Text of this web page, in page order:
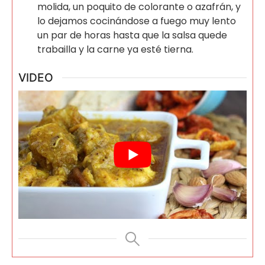
molida, un poquito de colorante o azafrán, y
lo dejamos cocinándose a fuego muy lento
un par de horas hasta que la salsa quede
trabailla y la carne ya esté tierna.
VIDEO